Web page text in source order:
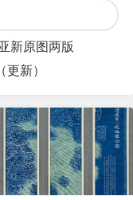
新原图两版
新）